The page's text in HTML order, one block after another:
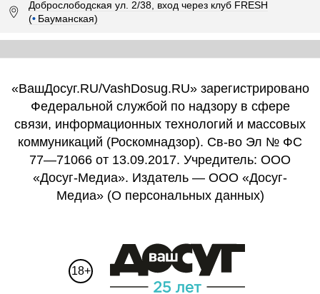
Доброслободская ул. 2/38, вход через клуб FRESH
(• Бауманская)
«ВашДосуг.RU/VashDosug.RU» зарегистрировано
Федеральной службой по надзору в сфере
связи, информационных технологий и массовых
коммуникаций (Роскомнадзор). Св-во Эл № ФС
77—71066 от 13.09.2017. Учредитель: ООО
«Досуг-Медиа». Издатель — ООО «Досуг-
Медиа» (О персональных данных)
18+